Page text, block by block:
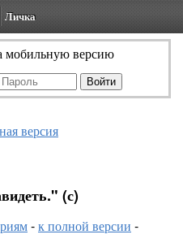
Личка
мобильную версию
версия
(с)
-к полной версии -